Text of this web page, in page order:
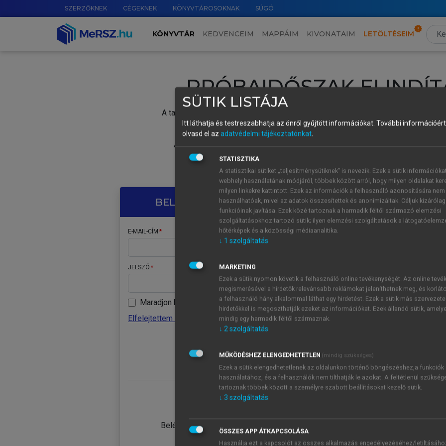
SZERZŐKNEK CÉGEKNEK KÖNYVTÁROSOKNAK SÚGÓ
KÖNYVTÁR KEDVENCEIM MAPPÁIM KIVONATAIM LETÖLTÉSEIM
PRÓBAIDŐSZAK
A tartalom megtekintéséhez lépj be a saját fiókoddal, iskolai azonosítóddal vagy
Új felhasználóként1 óra díjmentes hozzáférésrevagy
A próbaidőszak elindításához,
vagy hozz
A regisztráció után a
BELÉPÉS SAJÁT FIÓKKAL
E-MAIL-CÍM
JELSZÓ
Maradjon belépve
Elfelejtettem a jelszavamat
Belépés intézményi azonosítóval
ÚJ FIÓK
1 óra
JELSZÓ
Kérek értesítést a MeRSZ
Kérek értesítést az
SÜTIK LISTÁJA
Itt láthatja és testreszabhatja az önről gyűjtött információkat. További
olvasd el az adatvédelmi tájékoztatónkat.
STATISZTIKA
A statisztikai sütiket „teljesítménysütiknek” is nevezik. Ezek a sütik
webhely használatának módjáról, többek között arról, hogy milyen oldalakat
milyen linkekre kattintott. Ezek az információk a felhasználó azonosítására nem
használhatóak, mivel az adatok összesítettek és anonimizáltak. Céljuk
funkcióinak javítása. Ezek közé tartoznak a harmadik féltől származó elemzési
szolgáltatásokhoz tartozó sütik; ilyen elemzési szolgáltatások a
hőtérképek és a közösségi médiaanalitika.
↓ 1 szolgáltatás
MARKETING
Ezek a sütik nyomon követik a felhasználó online tevékenységét. Az online
megismerésével a hirdetők relevánsabb reklámokat jeleníthetnek meg, és
a felhasználó hány alkalommal láthat egy hirdetést. Ezek a sütik más
hirdetőkkel is megoszthatják ezeket az információkat. Ezek állandó sütik,
mindig egy harmadik féltől származnak.
↓ 2szolgáltatás
MŰKÖDÉSHEZ ELENGEDHETETLEN (mindig szükséges)
Ezek a sütik elengedhetetlenek az oldalunkon történő böngészéshez,a funkciók
használatához, és a felhasználók nem tilthatják le azokat. A feltétlenül
tartoznak többek között a személyre szabott beállításokat kezelő sütik.
↓ 3 szolgáltatás
ÖSSZES APP ÁTKAPCSOLÁSA
Használja ezt a kapcsolót az összes alkalmazás engedélyezéséhez/